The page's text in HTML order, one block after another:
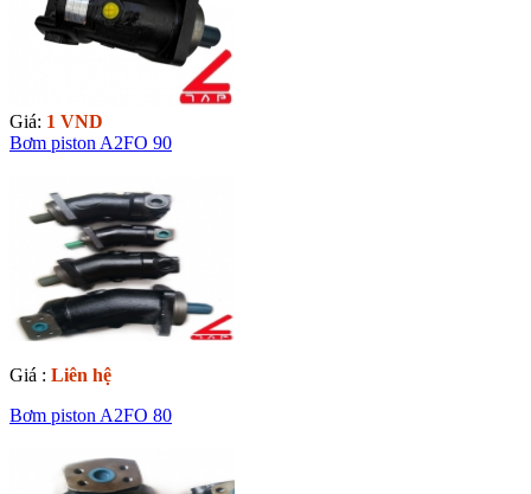
Giá: 1 VND
Bơm piston A2FO 90
Giá : Liên hệ
Bơm piston A2FO 80